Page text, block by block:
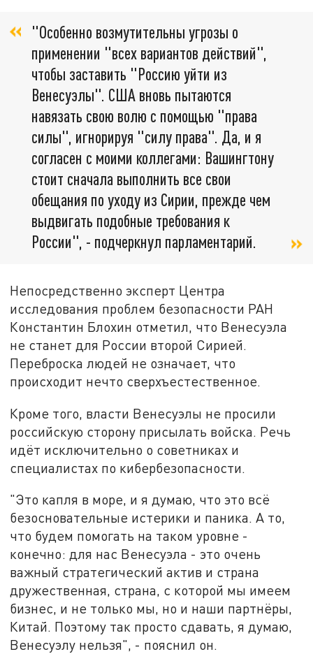
"Особенно возмутительны угрозы о
применении "всех вариантов действий",
чтобы заставить "Россию уйти из
Венесуэлы". США вновь пытаются
навязать свою волю с помощью "права
силы", игнорируя "силу права". Да, и я
согласен с моими коллегами: Вашингтону
стоит сначала выполнить все свои
обещания по уходу из Сирии, прежде чем
выдвигать подобные требования к
России", - подчеркнул парламентарий.
Непосредственно эксперт Центра
исследования проблем безопасности РАН
Константин Блохин отметил, что Венесуэла
не станет для России второй Сирией.
Переброска людей не означает, что
происходит нечто сверхъестественное.
Кроме того, власти Венесуэлы не просили
российскую сторону присылать войска. Речь
идёт исключительно о советниках и
специалистах по кибербезопасности.
"Это капля в море, и я думаю, что это всё
безосновательные истерики и паника. А то,
что будем помогать на таком уровне -
конечно: для нас Венесуэла - это очень
важный стратегический актив и страна
дружественная, страна, с которой мы имеем
бизнес, и не только мы, но и наши партнёры,
Китай. Поэтому так просто сдавать, я думаю,
Венесуэлу нельзя", - пояснил он.